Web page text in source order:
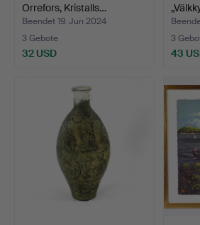
Orrefors, Kristalls…
Beendet 19. Jun 2024
3 Gebote
32 USD
3
43